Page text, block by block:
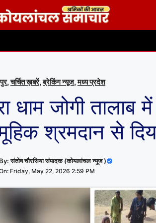
,चर्चित ख़बरें,ब्रेकिंग न्यूज,मध्य प्रदेश
धाम जोगी
श्रमदान से
By:संतोष चौरसिया संपादक (कोयलांचल न्यूज )
Friday, May 22, 2026 2:59 PM